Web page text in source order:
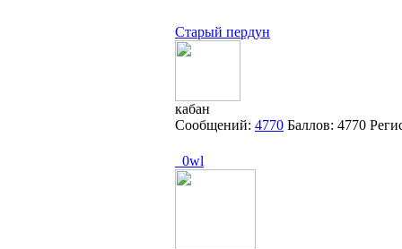
Старый пердун
кабан
Сообщений: 4770 Баллов: 4770
_0wl